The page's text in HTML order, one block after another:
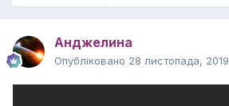
Анджелина
Опубліковано 28 листопада, 2019